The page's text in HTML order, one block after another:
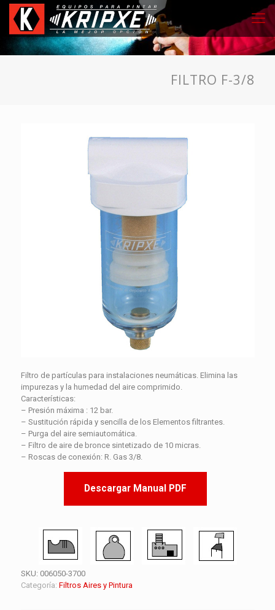
FILTRO F-3/8
Filtro de partículas para instalaciones neumáticas. Elimina las
impurezas y la humedad del aire comprimido.
Características:
– Presión máxima : 12 bar.
– Sustitución rápida y sencilla de los Elementos filtrantes.
– Purga del aire semiautomática.
– Filtro de aire de bronce sintetizado de 10 micras.
– Roscas de conexión: R. Gas 3/8.
Descargar Manual PDF
SKU: 006050-3700
Categoría: Filtros Aires y Pintura